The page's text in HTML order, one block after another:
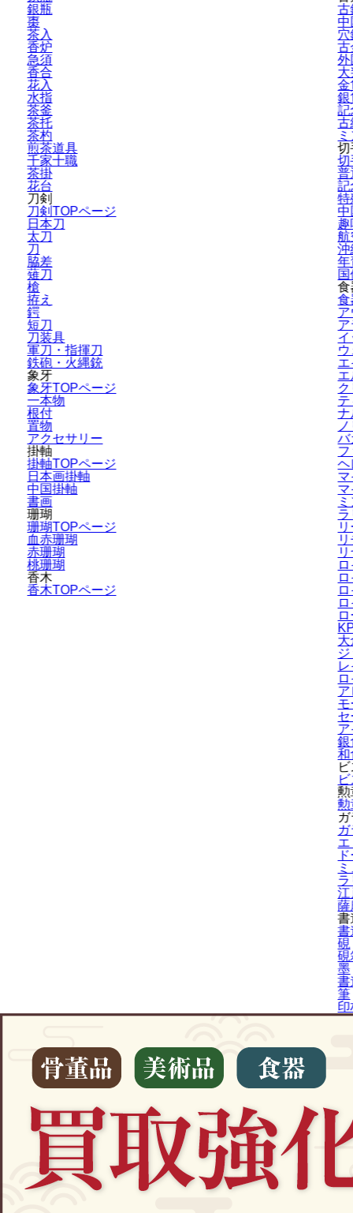
銀瓶
棗
茶入
香炉
急須
香合
花入
水指
茶釜
茶托
茶杓
煎茶道具
千家十職
茶掛
花台
刀剣
刀剣TOPページ
日本刀
太刀
刀
脇差
薙刀
槍
拵え
鍔
短刀
刀装具
軍刀・指揮刀
鉄砲・火縄銃
象牙
象牙TOPページ
一本物
根付
置物
アクセサリー
掛軸
掛軸TOPページ
日本画掛軸
中国掛軸
書画
珊瑚
珊瑚TOPページ
血赤珊瑚
赤珊瑚
桃珊瑚
香木
香木TOPページ
古
中
穴
古
外
大
金
銀
記
古
切
切
普
記
特
中
趣
航
沖
年
食
食
ア
ア
イ
エ
エ
テ
ナ
バ
フ
ヘ
マ
マ
大
ア
モ
セ
ア
銀
和
勲
勲
エ
江
薩
書
書
硯
硯
墨
書
筆
印